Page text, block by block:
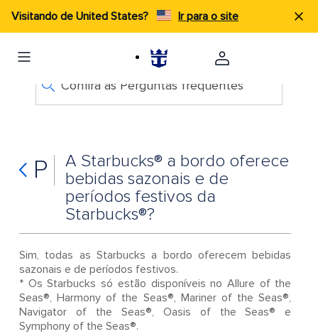
Visitando de United States? Ir para o site
Confira as Perguntas frequentes
P
A Starbucks® a bordo oferece
bebidas sazonais e de
períodos festivos da
Starbucks®?
Sim, todas as Starbucks a bordo oferecem bebidas
sazonais e de períodos festivos.
* Os Starbucks só estão disponíveis no Allure of the
Seas®, Harmony of the Seas®, Mariner of the Seas®,
Navigator of the Seas®, Oasis of the Seas® e
Symphony of the Seas®.